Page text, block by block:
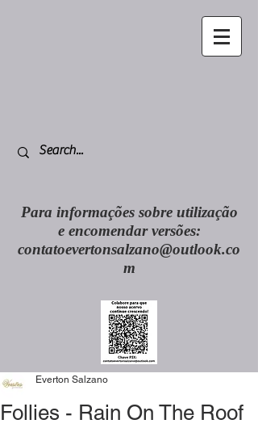
Para informações sobre utilização
e encomendar versões:
contatoevertonsalzano@outlook.co
m
Follies - Rain On The Roof
Everton Salzano